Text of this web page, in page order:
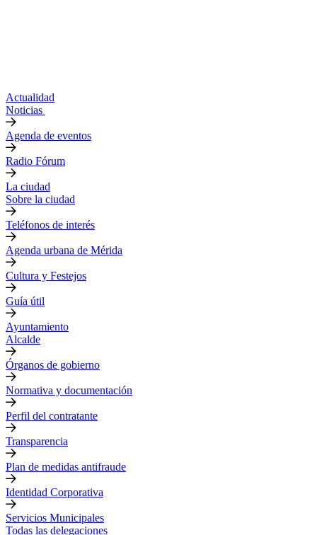
Actualidad
Noticias
Agenda de eventos
Radio Fórum
La ciudad
Sobre la ciudad
Teléfonos de interés
Agenda urbana de Mérida
Cultura y Festejos
Guía útil
Ayuntamiento
Alcalde
Órganos de gobierno
Normativa y documentación
Perfil del contratante
Transparencia
Plan de medidas antifraude
Identidad Corporativa
Servicios Municipales
Todas las delegaciones